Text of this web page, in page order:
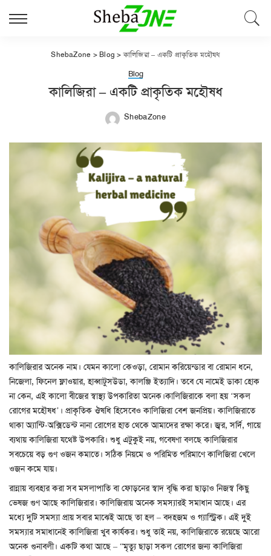
ShebaZone > Blog >কালিজিরা – একটি প্রাকৃতিক মহৌষধ
Blog
কালিজিরা – একটি প্রাকৃতিক মহৌষধ
ShebaZone
কালিজিরার অনেক নাম। যেমন কালো কেওড়া, রোমান করিয়েন্ডার বা রোমান ধনে,
নিজেলা, ফিনেল ফ্লাওয়ার, হাব্বাটুসউডা, কালঞ্জি ইত্যাদি। তবে যে নামেই ডাকা হোক
না কেন, এই কালো বীজের স্বাস্থ্য উপকারিতা অনেক।কালিজিরাকে বলা হয় ‘সকল
রোগের মহৌষধ’। প্রাকৃতিক ঔষধি হিসেবেও কালিজিরা বেশ জনপ্রিয়। কালিজিরাতে
থাকা অ্যান্টি-অক্সিডেন্ট নানা রোগের হাত থেকে আমাদের রক্ষা করে। জ্বর, সর্দি, গায়ে
ব্যথায় কালিজিরা যথেষ্ট উপকারি। শুধু এটুকুই নয়, গবেষণা বলছে কালিজিরার
সবচেয়ে বড় গুণ ওজন কমাতে। সঠিক নিয়মে ও পরিমিত পরিমাণে কালিজিরা খেলে
ওজন কমে যায়।
রান্নায় ব্যবহার করা সব মসলাপাতি বা ফোড়নের স্বাদ বৃদ্ধি করা ছাড়াও নিজস্ব কিছু
ভেষজ গুণ আছে কালিজিরার। কালিজিরায় অনেক সমস্যারই সমাধান আছে। এর
মধ্যে দুটি সমস্যা প্রায় সবার মাঝেই আছে তা হল – বদহজম ও গ্যাস্ট্রিক। এই দুই
সমস্যার সমাধানেই কালিজিরা খুব কার্যকর। শুধু তাই নয়, কালিজিরাতে রয়েছে আরো
অনেক গুনাবলী। একটি কথা আছে – “মৃত্যু ছাড়া সকল রোগের জন্য কালিজিরা